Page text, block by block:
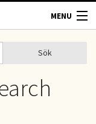
MENU
Sök